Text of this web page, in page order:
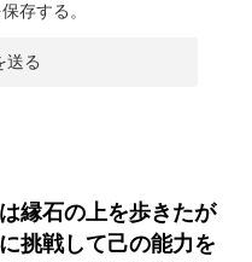
存する。
縁石の上を歩きたが
挑戦して己の能力を